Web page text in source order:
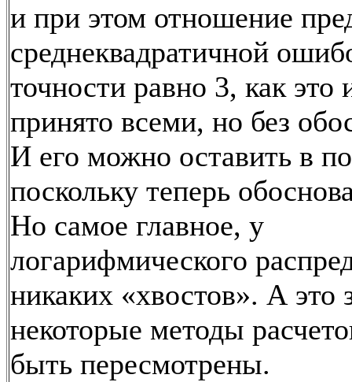
и при этом отношение
среднеквадратичной
точности равно 3, как это
принято всеми, но без
И его можно оставить в
поскольку теперь
Но самое главное, у
логарифмического
никаких «хвостов». А это
некоторые методы
быть пересмотрены.